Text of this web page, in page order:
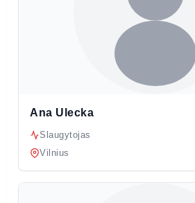
Ana Ulecka
Slaugytojas
Vilnius